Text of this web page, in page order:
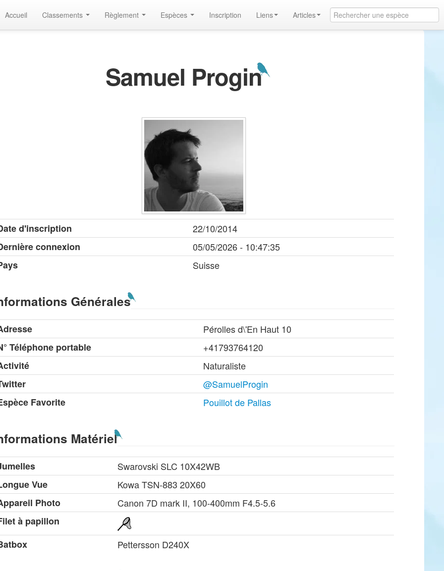
Accueil Classements Règlement Espèces Inscription Liens Articles
Samuel Progin
d'inscription
22/10/2014
connexion
05/05/2026 - 10:47:35
Suisse
Générales
Pérolles d\'En Haut 10
Téléphone portable
+41793764120
Naturaliste
@SamuelProgin
Favorite
Pouillot de Pallas
Matériel
Swarovski SLC 10X42WB
Vue
Kowa TSN-883 20X60
Photo
Canon 7D mark II, 100-400mm F4.5-5.6
à papillon
Pettersson D240X